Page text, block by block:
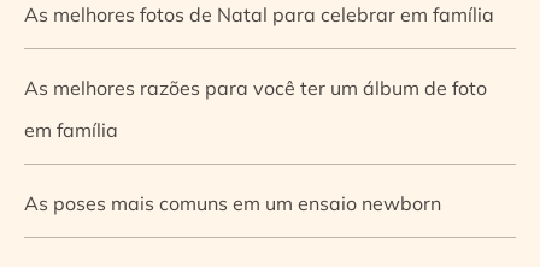
As melhores fotos de Natal para celebrar em família
As melhores razões para você ter um álbum de foto
em família
As poses mais comuns em um ensaio newborn